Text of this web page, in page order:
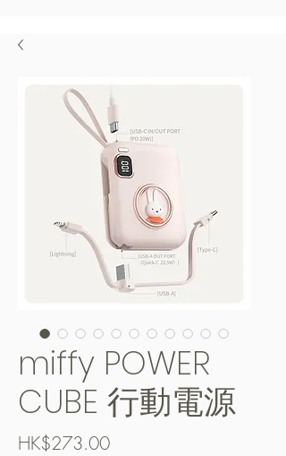
miffy POWER
CUBE 行動電源
HK$273.00Price